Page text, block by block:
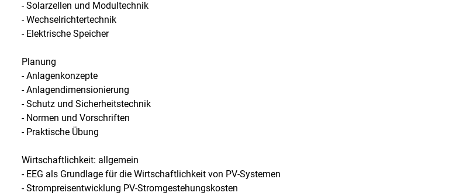
- Solarzellen und Modultechnik
- Wechselrichtertechnik
- Elektrische Speicher
Planung
- Anlagenkonzepte
- Anlagendimensionierung
- Schutz und Sicherheitstechnik
- Normen und Vorschriften
- Praktische Übung
Wirtschaftlichkeit: allgemein
- EEG als Grundlage für die Wirtschaftlichkeit von PV-Systemen
- Strompreisentwicklung PV-Stromgestehungskosten